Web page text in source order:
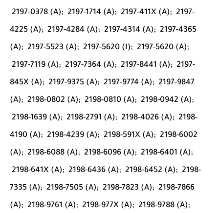
2197-0378 (A); 2197-1714 (A); 2197-411X (A); 2197-
4225 (A); 2197-4284 (A); 2197-4314 (A); 2197-4365
(A); 2197-5523 (A); 2197-5620 (I); 2197-5620 (A);
2197-7119 (A); 2197-7364 (A); 2197-8441 (A); 2197-
845X (A); 2197-9375 (A); 2197-9774 (A); 2197-9847
(A); 2198-0802 (A); 2198-0810 (A); 2198-0942 (A);
2198-1639 (A); 2198-2791 (A); 2198-4026 (A); 2198-
4190 (A); 2198-4239 (A); 2198-591X (A); 2198-6002
(A); 2198-6088 (A); 2198-6096 (A); 2198-6401 (A);
2198-641X (A); 2198-6436 (A); 2198-6452 (A); 2198-
7335 (A); 2198-7505 (A); 2198-7823 (A); 2198-7866
(A); 2198-9761 (A); 2198-977X (A); 2198-9788 (A);